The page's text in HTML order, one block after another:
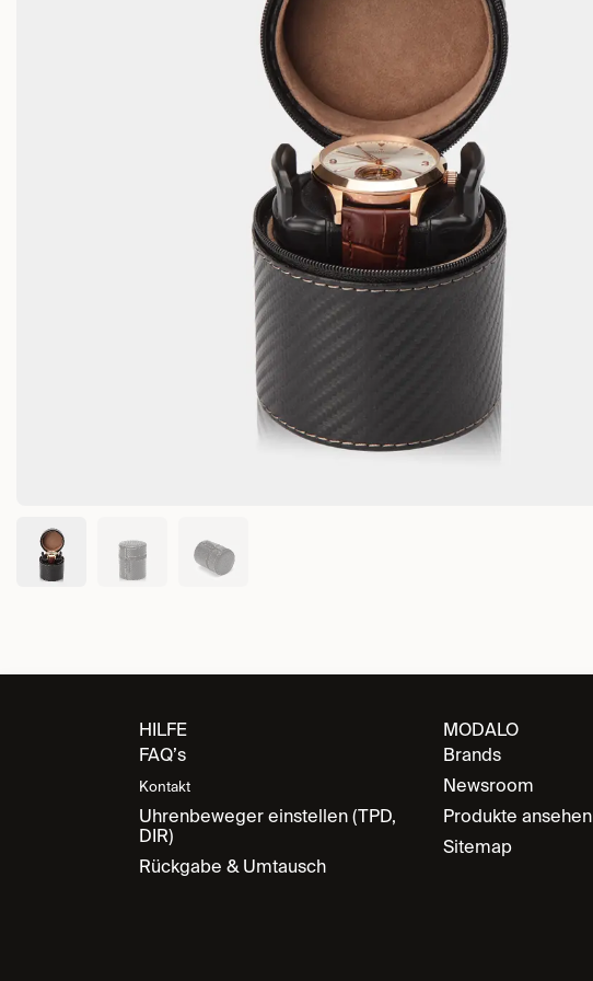
MODALO
Brands
Newsroom
Produkte ansehen
Sitemap
HILFE
FAQ’s
Kontakt
Uhrenbeweger einstellen (TPD,
DIR)
Rückgabe & Umtausch